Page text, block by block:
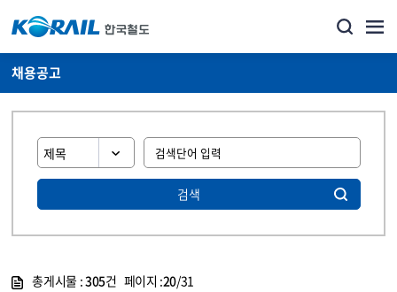
채용공고
검색
총게시물 :305건 페이지 :20/31